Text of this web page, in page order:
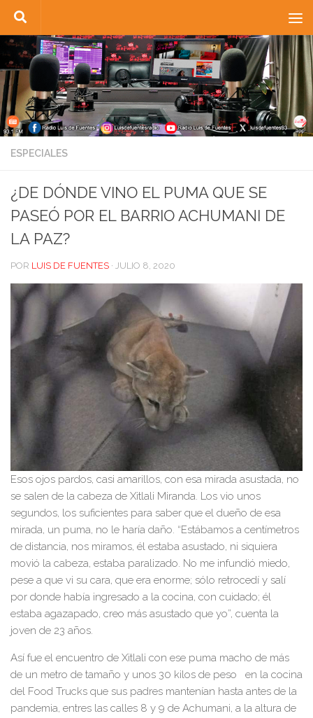
Saltar al contenido
ESPECIALES
¿DE DÓNDE VINO EL PUMA QUE SE
PASEÓ POR EL BARRIO ACHUMANI DE
LA PAZ?
POR LUIS DE FUENTES · JULIO 8, 2020
Esos ojos pardos, casi amarillos, con esa mirada asustada, no
se salen de la cabeza de Xitlali Miranda. Los vio unos
segundos, los suficientes para saber que el dueño de esa
mirada, un puma, no le haría daño. “Estábamos a centímetros
de distancia, nos miramos, él estaba asustado, ni siquiera
movió la cabeza, estaba paralizado. No me infundió miedo,
pese a que vi su cara, que era enorme; sólo retrocedí y salí
por donde había ingresado a la cocina, con cuidado; él
estaba agazapado, creo más asustado que yo”, cuenta la
joven de 23 años.
Así fue el encuentro de Xitlali con ese puma macho de más
de un metro de tamaño y unos 30 kilos de peso en la cocina
del Food Trucks que sus padres mantenían hasta antes de la
pandemia, entres las calles 8 y 9 de Achumani, a la altura de